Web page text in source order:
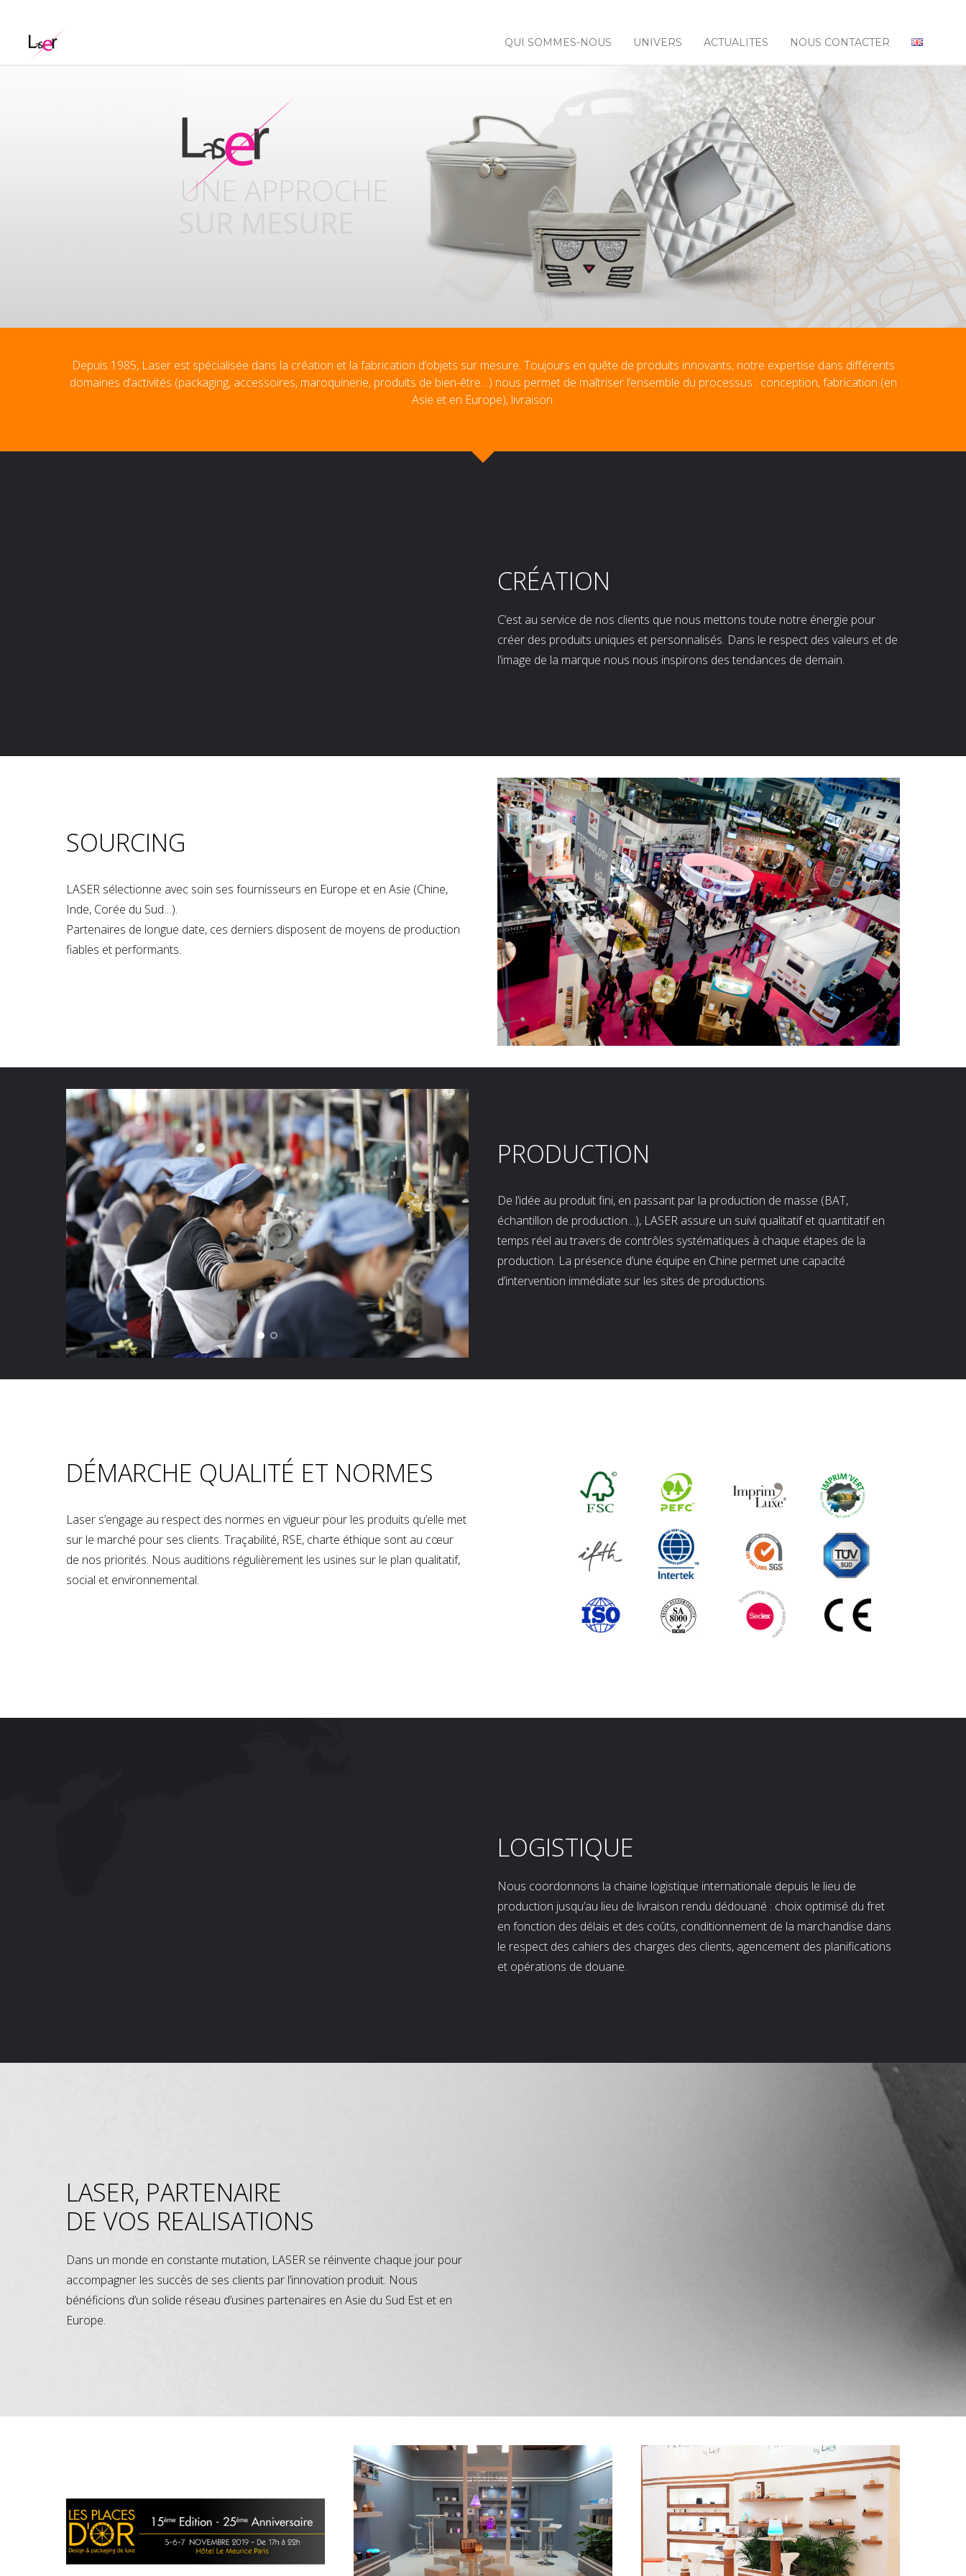
QUI SOMMES-NOUS UNIVERS ACTUALITES NOUS CONTACTER
UNISSONS NOS
Depuis 1985, Laser est spécialisée dans la création et la fabrication d’objets sur mesure. Toujours en quête de produits innovants, notre expertise dans différents
domaines d’activités (packaging, accessoires, maroquinerie, produits de bien-être…) nous permet de maîtriser l’ensemble du processus : conception, fabrication (en
Asie et en Europe), livraison.
CRÉATION
C’est au service de nos clients que nous mettons toute notre énergie pour
créer des produits uniques et personnalisés. Dans le respect des valeurs et de
l’image de la marque nous nous inspirons des tendances de demain.
SOURCING
LASER sélectionne avec soin ses fournisseurs en Europe et en Asie (Chine,
Inde, Corée du Sud…).
Partenaires de longue date, ces derniers disposent de moyens de production
fiables et performants.
PRODUCTION
De l’idée au produit fini, en passant par la production de masse (BAT,
échantillon de production…), LASER assure un suivi qualitatif et quantitatif en
temps réel au travers de contrôles systématiques à chaque étapes de la
production. La présence d’une équipe en Chine permet une capacité
d’intervention immédiate sur les sites de productions.
DÉMARCHE QUALITÉ ET NORMES
Laser s’engage au respect des normes en vigueur pour les produits qu’elle met
sur le marché pour ses clients. Traçabilité, RSE, charte éthique sont au cœur
de nos priorités. Nous auditions régulièrement les usines sur le plan qualitatif,
social et environnemental.
LOGISTIQUE
Nous coordonnons la chaine logistique internationale depuis le lieu de
production jusqu’au lieu de livraison rendu dédouané : choix optimisé du fret
en fonction des délais et des coûts, conditionnement de la marchandise dans
le respect des cahiers des charges des clients, agencement des planifications
et opérations de douane.
LASER, PARTENAIRE
DE VOS REALISATIONS
Dans un monde en constante mutation, LASER se réinvente chaque jour pour
accompagner les succès de ses clients par l’innovation produit. Nous
bénéficions d’un solide réseau d’usines partenaires en Asie du Sud Est et en
Europe.